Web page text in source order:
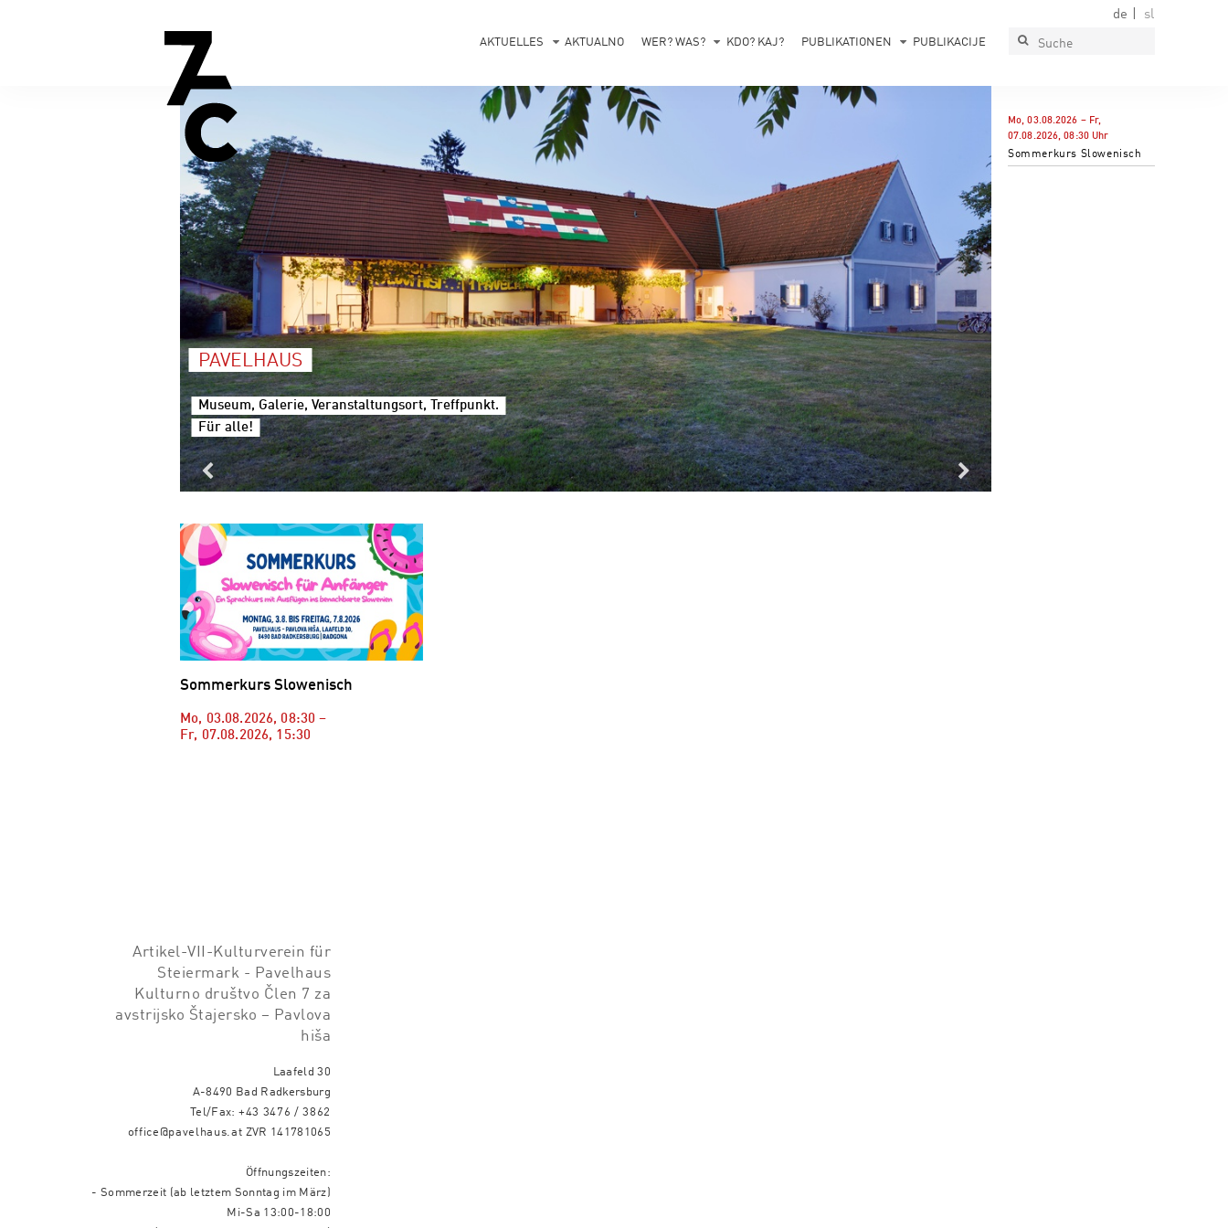
de sl
AKTUELLES AKTUALNO WER? WAS? KDO? KAJ? PUBLIKATIONEN PUBLIKACIJE
PAVELHAUS
Museum, Galerie, Veranstaltungsort, Treffpunkt.
Für alle!
Mo, 03.08.2026 – Fr,
07.08.2026,08:30 Uhr
Sommerkurs Slowenisch
Sommerkurs Slowenisch
Mo, 03.08.2026, 08:30 –
Fr, 07.08.2026, 15:30
Artikel-VII-Kulturverein für
Steiermark - Pavelhaus
Kulturno društvo Člen 7 za
avstrijsko Štajersko – Pavlova
hiša
Laafeld 30
A-8490 Bad Radkersburg
Tel/Fax:+43 3476 / 3862
office@pavelhaus.at ZVR 141781065
Öffnungszeiten:
- Sommerzeit (ab letztem Sonntag im März)
Mi-Sa 13:00-18:00